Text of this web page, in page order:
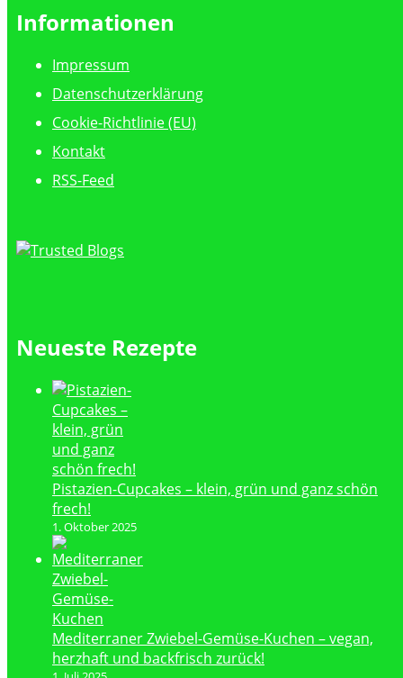
Informationen
Impressum
Datenschutzerklärung
Cookie-Richtlinie (EU)
Kontakt
RSS-Feed
Neueste Rezepte
Pistazien-Cupcakes – klein, grün und ganz schön
frech!
1. Oktober 2025
Mediterraner Zwiebel-Gemüse-Kuchen – vegan,
herzhaft und backfrisch zurück!